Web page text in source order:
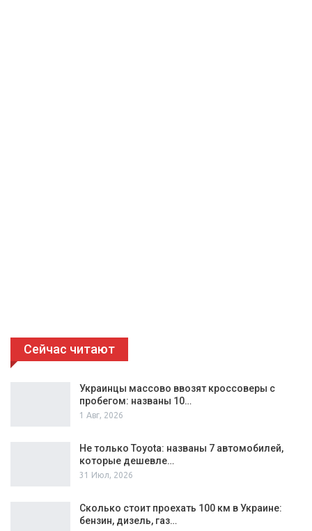
Сейчас читают
Украинцы массово ввозят кроссоверы с
пробегом: названы 10…
1 Авг, 2026
Не только Toyota: названы 7 автомобилей,
которые дешевле…
31 Июл, 2026
Сколько стоит проехать 100 км в Украине:
бензин, дизель, газ…